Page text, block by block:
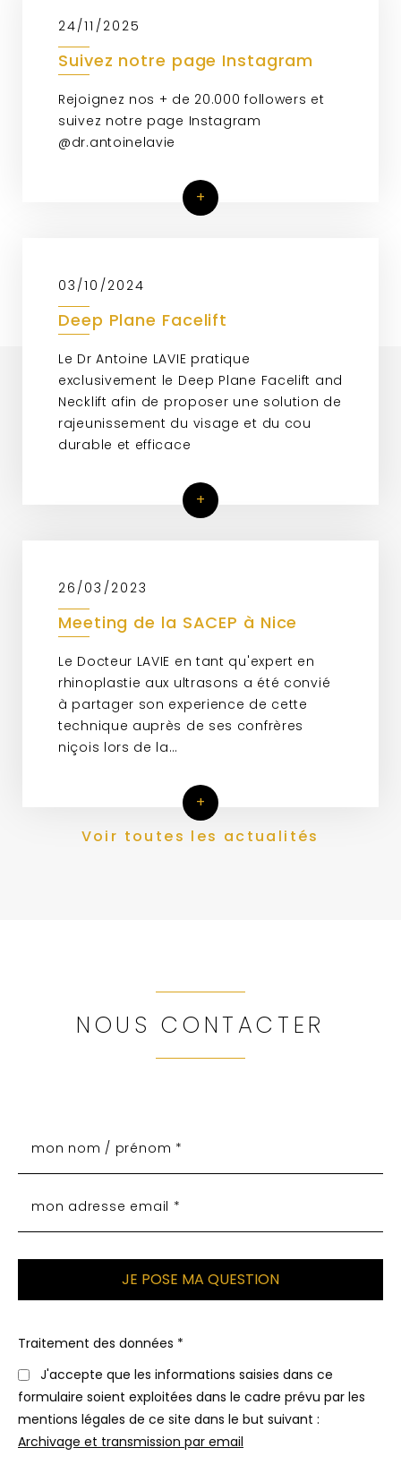
24/11/2025
Suivez notre page Instagram
Rejoignez nos + de 20.000 followers et
suivez notre page Instagram
@dr.antoinelavie
+
03/10/2024
Deep Plane Facelift
Le Dr Antoine LAVIE pratique
exclusivement le Deep Plane Facelift and
Necklift afin de proposer une solution de
rajeunissement du visage et du cou
durable et efficace
+
26/03/2023
Meeting de la SACEP à Nice
Le Docteur LAVIE en tant qu'expert en
rhinoplastie aux ultrasons a été convié
à partager son experience de cette
technique auprès de ses confrères
niçois lors de la…
+
Voir toutes les actualités
NOUS CONTACTER
Traitement des données *
J'accepte que les informations saisies dans ce
formulaire soient exploitées dans le cadre prévu par les
mentions légales de ce site dans le but suivant :
Archivage et transmission par email